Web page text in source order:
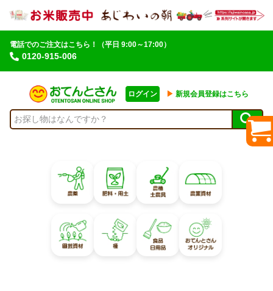
電話でのご注文はこちら！
0120-915-006
（平日 9:00～17:00）
ログイン ▶︎ 新規会員登録はこちら